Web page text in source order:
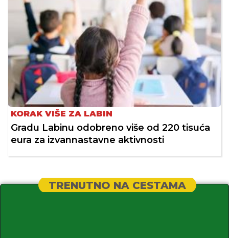
KORAK VIŠE ZA LABIN
Gradu Labinu odobreno više od 220 tisuća
eura za izvannastavne aktivnosti
TRENUTNO NA CESTAMA